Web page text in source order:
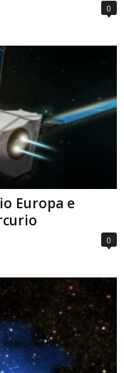
0
Europa e
0